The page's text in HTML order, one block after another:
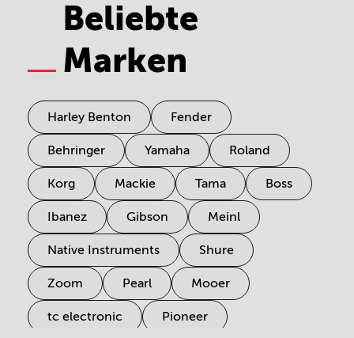
Beliebte
Marken
Harley Benton Fender
Behringer Yamaha Roland
Korg Mackie Tama Boss
Ibanez Gibson Meinl
Native Instruments Shure
Zoom Pearl Mooer
tc electronic Pioneer